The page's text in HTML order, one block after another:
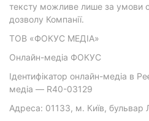
тексту можливе лише за умови
дозволу Компанії.
ТОВ «ФОКУС МЕДІА»
Онлайн-медіа ФОКУС
Ідентифікатор онлайн-медіа в
медіа — R40-03129
Адреса: 01133, м. Київ, бульвар